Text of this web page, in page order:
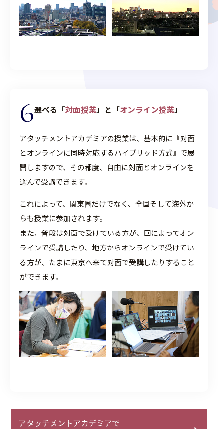
6選べる「対面授業」と「オンライン授業」
アタッチメントアカデミアの授業は、基本的に『対面
とオンラインに同時対応するハイブリッド方式』で展
開しますので、その都度、自由に対面とオンラインを
選んで受講できます。
これによって、関東圏だけでなく、全国そして海外か
らも授業に参加されます。
また、普段は対面で受けている方が、回によってオン
ラインで受講したり、地方からオンラインで受けてい
る方が、たまに東京へ来て対面で受講したりすること
ができます。
アタッチメントアカデミアで